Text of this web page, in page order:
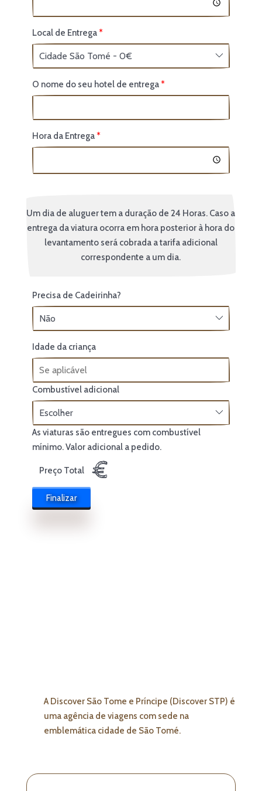
Local de Entrega
O nome do seu hotel de entrega
Hora da Entrega
Um dia de aluguer tem a duração de 24 Horas. Caso a
entrega da viatura ocorra em hora posterior à hora do
levantamento será cobrada a tarifa adicional
correspondente a um dia.
Precisa de Cadeirinha?
Idade da criança
Combustível adicional
As viaturas são entregues com combustível
mínimo. Valor adicional a pedido.
Preço Total €
Finalizar
A Discover São Tome e Príncipe (Discover STP) é
uma agência de viagens com sede na
emblemática cidade de São Tomé.